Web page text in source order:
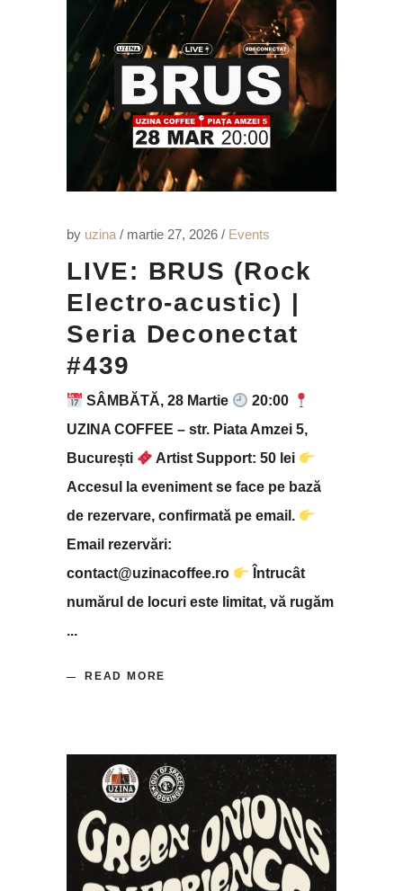
by uzina martie 27, 2026 Events
LIVE: BRUS (Rock
Electro-acustic) |
Seria Deconectat
#439
SÂMBĂTĂ, 28 Martie
20:00
UZINA COFFEE – str. Piata Amzei 5,
București
Artist Support: 50 lei
Accesul la eveniment se face pe bază
de rezervare, confirmată pe email.
Email rezervări:
contact@uzinacoffee.ro
Întrucât
numărul de locuri este limitat, vă rugăm
READ MORE